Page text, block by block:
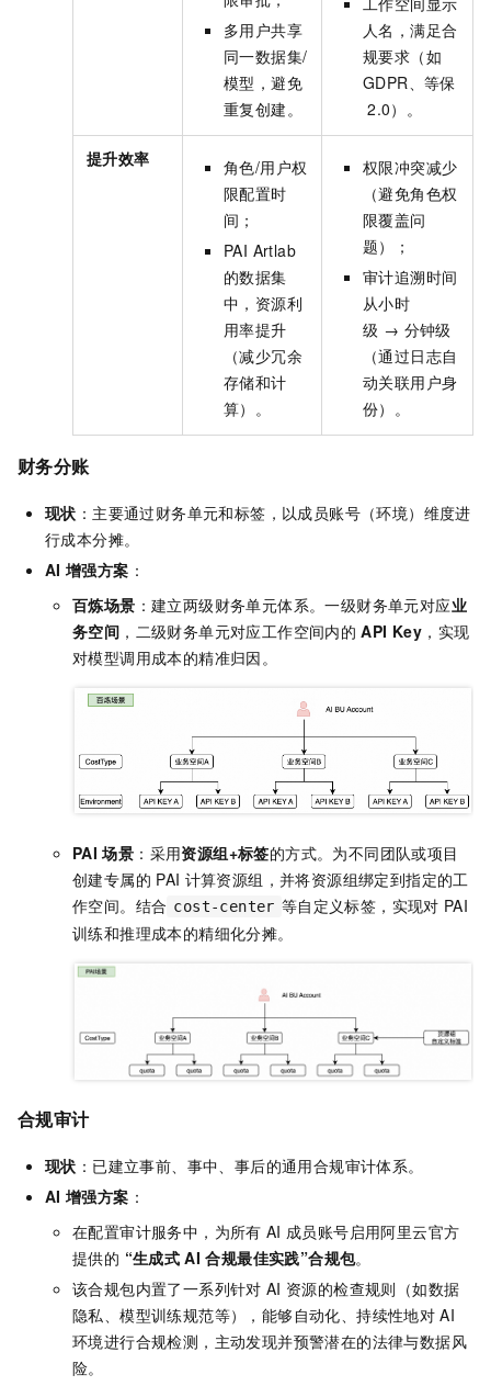
多用户共享
同一数据集/
模型，避免
重复创建。
人名，满足合
规要求（如
GDPR、等保
2.0）。
提升效率
角色/用户权
限配置时
间；
PAI Artlab
的数据集
中，资源利
用率提升
（减少冗余
存储和计
算）。
权限冲突减少
（避免角色权
限覆盖问
题）；
审计追溯时间
从小时
级 → 分钟级
（通过日志自
动关联用户身
份）。
财务分账
现状 ：主要通过财务单元和标签，以成员账号（环境）维度进
行成本分摊。
AI 增强方案 ：
百炼场景 ：建立两级财务单元体系。一级财务单元对应业
务空间 ，二级财务单元对应工作空间内的 API Key ，实现
对模型调用成本的精准归因。
PAI 场景 ：采用资源组+标签的方式。为不同团队或项目
创建专属的 PAI 计算资源组，并将资源组绑定到指定的工
作空间。结合 cost-center 等自定义标签，实现对 PAI
训练和推理成本的精细化分摊。
合规审计
现状 ：已建立事前、事中、事后的通用合规审计体系。
AI 增强方案 ：
在配置审计服务中，为所有 AI 成员账号启用阿里云官方
提供的 “生成式 AI 合规最佳实践”合规包。
该合规包内置了一系列针对 AI 资源的检查规则（如数据
隐私、模型训练规范等），能够自动化、持续性地对 AI
环境进行合规检测，主动发现并预警潜在的法律与数据风
险。